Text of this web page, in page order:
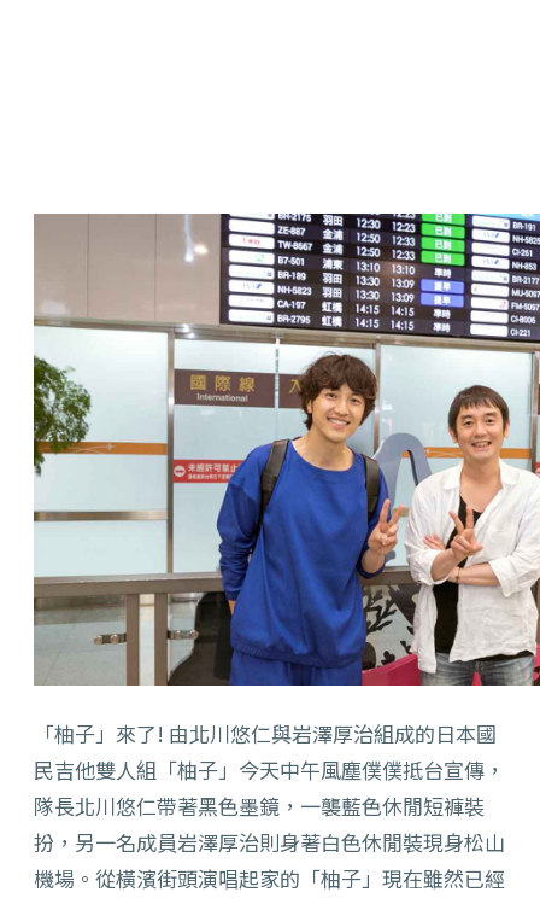
「柚子」來了! 由北川悠仁與岩澤厚治組成的日本國
民吉他雙人組「柚子」今天中午風塵僕僕抵台宣傳，
隊長北川悠仁帶著黑色墨鏡，一襲藍色休閒短褲裝
扮，另一名成員岩澤厚治則身著白色休閒裝現身松山
機場。從橫濱街頭演唱起家的「柚子」現在雖然已經